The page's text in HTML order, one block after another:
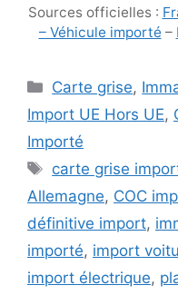
Sources officielles :
– Véhicule importé –
Catégories
Carte grise,
Import UE Hors UE,
Importé
Étiquettes
carte grise
Allemagne, COC
définitive import,
importé, import
import électrique,